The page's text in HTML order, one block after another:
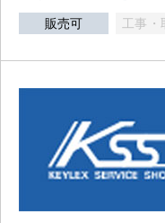
販売可 工事・